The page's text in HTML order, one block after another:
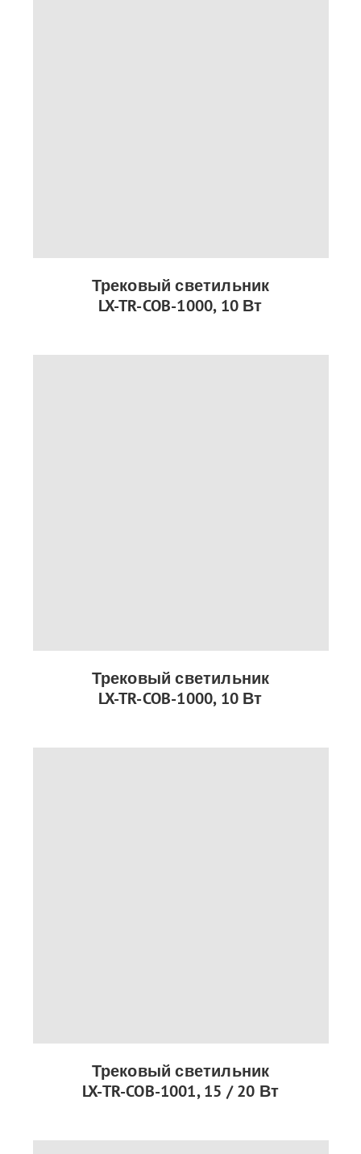
Трековый светильник
LX-TR-COB-1000, 10 Вт
Трековый светильник
LX-TR-COB-1000, 10 Вт
Трековый светильник
LX-TR-COB-1001, 15 / 20 Вт